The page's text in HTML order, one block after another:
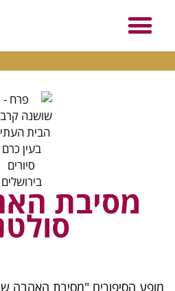
מסיבת
מופע הסיפורים "מסיבת האהבה